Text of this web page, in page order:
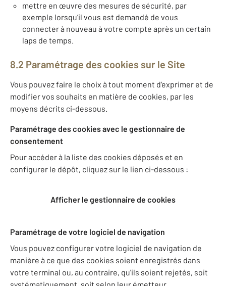
mettre en œuvre des mesures de sécurité, par
exemple lorsqu’il vous est demandé de vous
connecter à nouveau à votre compte après un certain
laps de temps.
8.2 Paramétrage des cookies sur le Site
Vous pouvez faire le choix à tout moment d'exprimer et de
modifier vos souhaits en matière de cookies, par les
moyens décrits ci-dessous.
Paramétrage des cookies avec le gestionnaire de
consentement
Pour accéder à la liste des cookies déposés et en
configurer le dépôt, cliquez sur le lien ci-dessous :
Afficher le gestionnaire de cookies
Paramétrage de votre logiciel de navigation
Vous pouvez configurer votre logiciel de navigation de
manière à ce que des cookies soient enregistrés dans
votre terminal ou, au contraire, qu'ils soient rejetés, soit